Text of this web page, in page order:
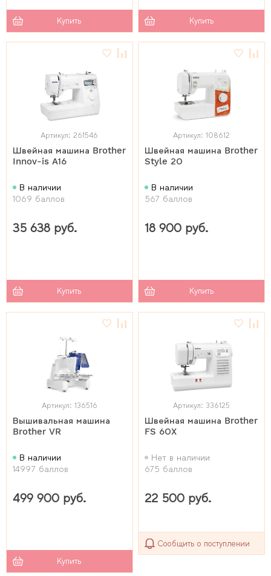
Купить Купить
Артикул: 261546
Швейная машина Brother
Innov-is A16
В наличии
1069 баллов
35 638 руб.
Купить
Артикул: 108612
Швейная машина Brother
Style 20
В наличии
567 баллов
18 900 руб.
Купить
Артикул: 136516
Вышивальная машина
Brother VR
В наличии
14997 баллов
499 900 руб.
Купить
Артикул: 336125
Швейная машина Brother
FS 60X
Нет в наличии
675 баллов
22 500 руб.
Сообщить о поступлении